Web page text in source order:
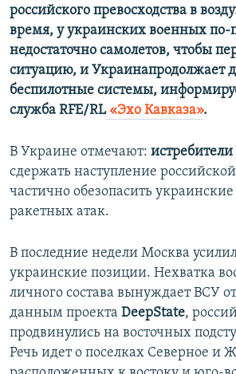
российского превосходства в
время, у украинских военных
недостаточно самолетов, чтобы
ситуацию, и Украинапродолжает
беспилотные системы,
служба RFE/RL«Эхо Кавказа».
В Украине отмечают: истребители
сдержать наступление
частично обезопасить украинские
ракетных атак.
В последние недели Москва
украинские позиции. Нехватка
личного состава вынуждает ВСУ
данным проекта DeepState,
продвинулись на восточных
Речь идет о поселках Северное и